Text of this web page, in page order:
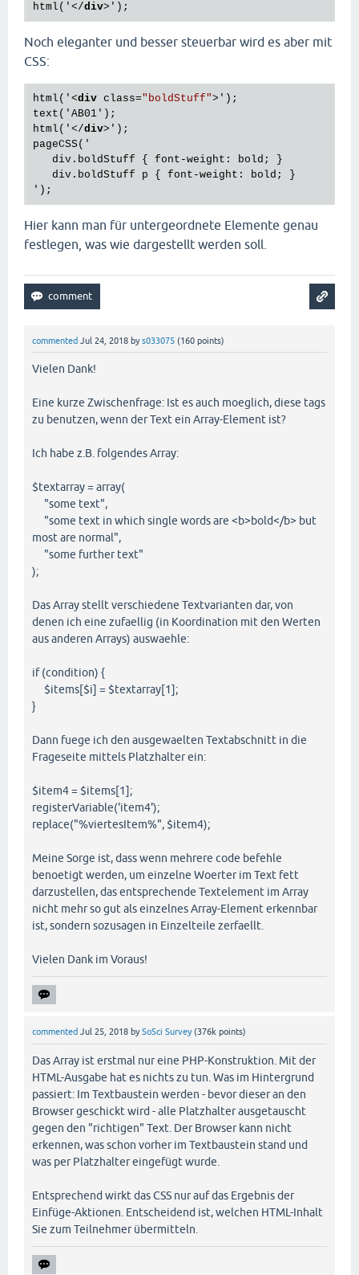
html(' </div>
Noch eleganter und besser steuerbar wird es aber mit
CSS:
html(' <div class="boldStuff"> ');
text('AB01');
html(' </div> ');
pageCSS('
   div.boldStuff { font-weight: bold; }
   div.boldStuff p { font-weight: bold; }
Hier kann man für untergeordnete Elemente genau
festlegen, was wie dargestellt werden soll.
commented Jul 24, 2018 bys033075 (160 points)
Vielen Dank!
Eine kurze Zwischenfrage: Ist es auch moeglich, diese tags
zu benutzen, wenn der Text ein Array-Element ist?
Ich habe z.B. folgendes Array:
$textarray = array(
"some text",
"some text in which single words are <b>bold</b> but
most are normal",
"some further text"
);
Das Array stellt verschiedene Textvarianten dar, von
denen ich eine zufaellig (in Koordination mit den Werten
aus anderen Arrays) auswaehle:
if (condition) {
$items[$i] = $textarray[1];
}
Dann fuege ich den ausgewaelten Textabschnitt in die
Frageseite mittels Platzhalter ein:
$item4 = $items[1];
registerVariable('item4');
replace("%viertesItem%", $item4);
Meine Sorge ist, dass wenn mehrere code befehle
benoetigt werden, um einzelne Woerter im Text fett
darzustellen, das entsprechende Textelement im Array
nicht mehr so gut als einzelnes Array-Element erkennbar
ist, sondern sozusagen in Einzelteile zerfaellt.
Vielen Dank im Voraus!
commented Jul 25, 2018 bySoSci Survey (376k points)
Das Array ist erstmal nur eine PHP-Konstruktion. Mit der
HTML-Ausgabe hat es nichts zu tun. Was im Hintergrund
passiert: Im Textbaustein werden - bevor dieser an den
Browser geschickt wird - alle Platzhalter ausgetauscht
gegen den "richtigen" Text. Der Browser kann nicht
erkennen, was schon vorher im Textbaustein stand und
was per Platzhalter eingefügt wurde.
Entsprechend wirkt das CSS nur auf das Ergebnis der
Einfüge-Aktionen. Entscheidend ist, welchen HTML-Inhalt
Sie zum Teilnehmer übermitteln.